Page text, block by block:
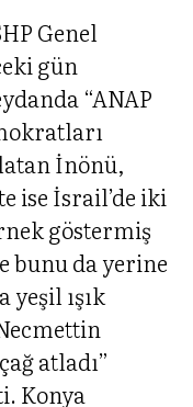
Genel
gün
“ANAP
İnönü,
ise İsrail’de iki
göstermiş
bunu da yerine
ışık
atladı”
Konya